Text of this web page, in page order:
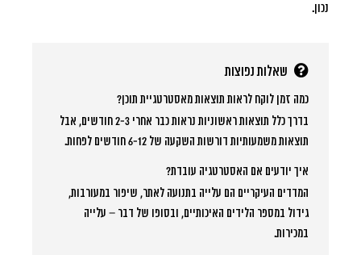
נכון.
שאלות נפוצות
כמה זמן לוקח לראות תוצאות מאסטרטגיית תוכן?
בדרך כלל תוצאות ראשוניות נראות כבר אחרי 2-3 חודשים, אבל
תוצאות משמעותיות דורשות השקעה של 6-12 חודשים לפחות.
איך יודעים אם האסטרטגיה עובדת?
המדדים העיקריים הם עלייה בתנועה לאתר, שיפור במעורבות,
גידול במספר הלידים האיכותיים, ובסופו של דבר – עלייה
במכירות.